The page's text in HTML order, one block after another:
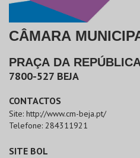
CÂMARA
PRAÇA DA
7800-527 BEJA
CONTACTOS
Site: http://www.cm-beja.pt/
Telefone: 284311921
SITE BOL